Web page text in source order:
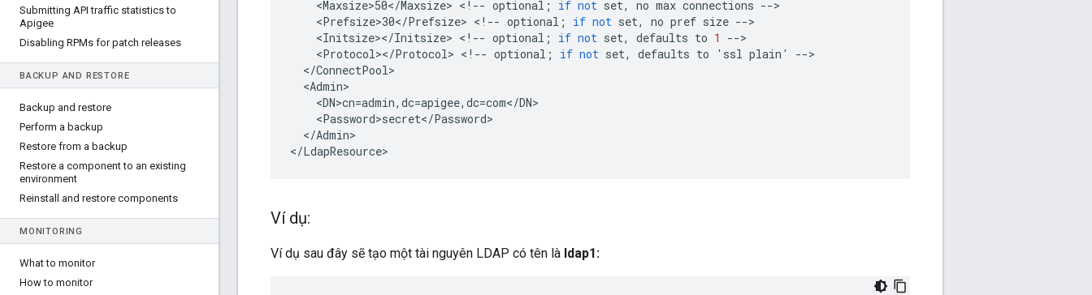
Submitting API traffic statistics to
Apigee
Disabling RPMs for patch releases
BACKUP AND RESTORE
Backup and restore
Perform a backup
Restore from a backup
Restore a component to an existing
environment
Reinstall and restore components
MONITORING
What to monitor
How to monitor
<Maxsize>50</Maxsize> < ! -- optional ; if not set, no max connections --
<Prefsize>30</Prefsize> < ! -- optional ; if not set, no pref size --
<Initsize></Initsize> < ! -- optional ; if not set, defaults to 1 --
<Protocol></Protocol> < ! -- optional ; if not set, defaults to ' ssl plain ' --
</ConnectPool
<Admin
<DN>cn=admin, dc=apigee, dc=com</DN
<Password>secret</Password
</Admin>
</LdapResource>
Ví dụ:
Ví dụ sau đây sẽ tạo một tài nguyên LDAP có tên là ldap1: